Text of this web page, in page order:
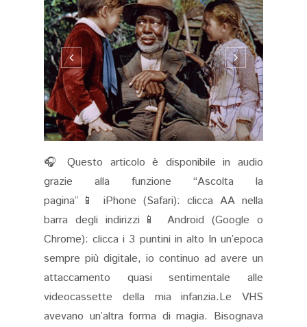
🎧 Questo articolo è disponibile in audio
grazie alla funzione “Ascolta la
pagina”📱 iPhone (Safari): clicca AA nella
barra degli indirizzi📱 Android (Google o
Chrome): clicca i 3 puntini in alto In un’epoca
sempre più digitale, io continuo ad avere un
attaccamento quasi sentimentale alle
videocassette della mia infanzia.Le VHS
avevano un’altra forma di magia. Bisognava